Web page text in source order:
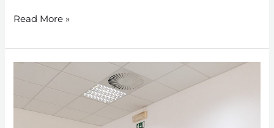
Read More »
Februar